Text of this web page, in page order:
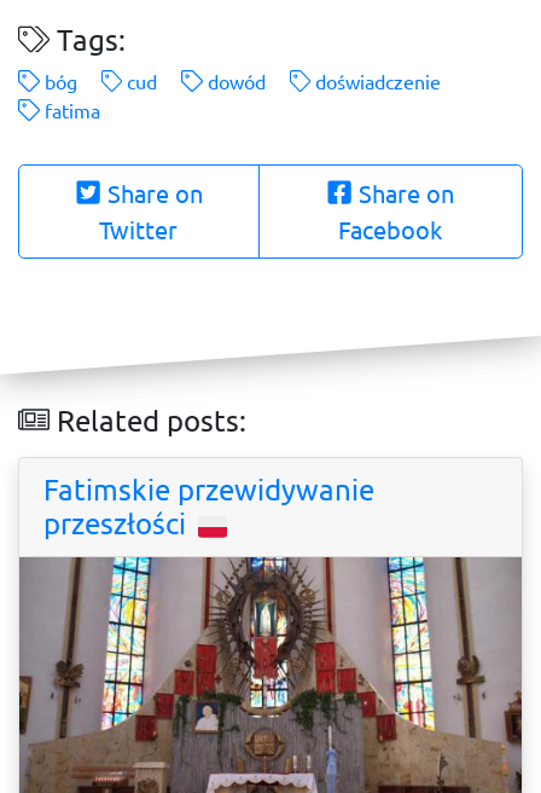
Tags:
bóg cud dowód
doświadczenie
fatima
Share on
Twitter
Share on
Facebook
Related posts:
Fatimskie przewidywanie
przeszłości